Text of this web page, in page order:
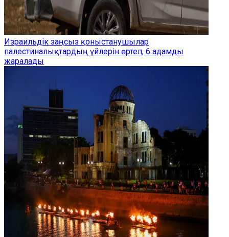
Израильдік заңсыз қоныстанушылар
палестиналықтардың үйлерін өртеп, 6 адамды
жаралады